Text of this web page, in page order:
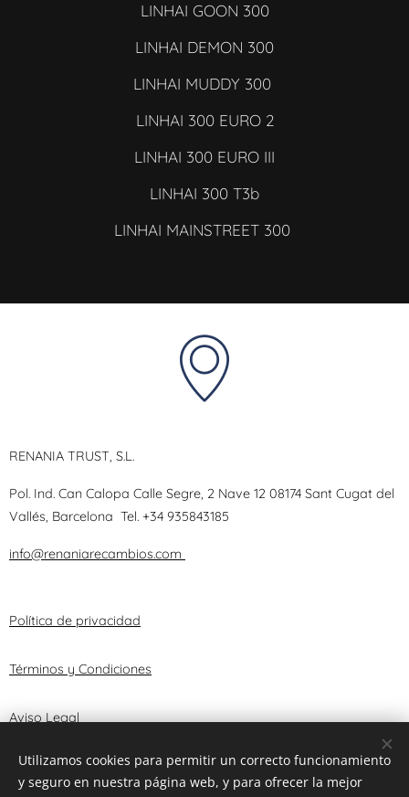
LINHAI GOON 300
LINHAI DEMON 300
LINHAI MUDDY 300
LINHAI 300 EURO 2
LINHAI 300 EURO III
LINHAI 300 T3b
LINHAI MAINSTREET 300
RENANIA TRUST, S.L.
Pol. Ind. Can Calopa Calle Segre, 2 Nave 12 08174 Sant Cugat del
Vallés, Barcelona Tel. +34 935843185
info@renaniarecambios.com
Política de privacidad
Términos y Condiciones
Aviso Legal
© 2025 RENANIA TRUST, S.L. Cookies
Utilizamos cookies para permitir un correcto funcionamiento
y seguro en nuestra página web, y para ofrecer la mejor